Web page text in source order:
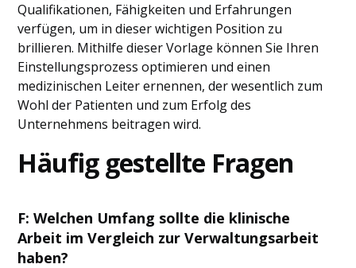
Qualifikationen, Fähigkeiten und Erfahrungen
verfügen, um in dieser wichtigen Position zu
brillieren. Mithilfe dieser Vorlage können Sie Ihren
Einstellungsprozess optimieren und einen
medizinischen Leiter ernennen, der wesentlich zum
Wohl der Patienten und zum Erfolg des
Unternehmens beitragen wird.
Häufig gestellte Fragen
F: Welchen Umfang sollte die klinische
Arbeit im Vergleich zur Verwaltungsarbeit
haben?